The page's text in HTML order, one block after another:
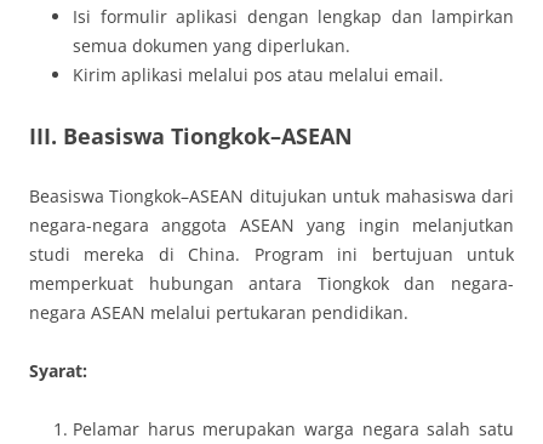
Isi formulir aplikasi dengan lengkap dan lampirkan
semua dokumen yang diperlukan.
Kirim aplikasi melalui pos atau melalui email.
III. Beasiswa Tiongkok–ASEAN
Beasiswa Tiongkok–ASEAN ditujukan untuk mahasiswa dari
negara-negara anggota ASEAN yang ingin melanjutkan
studi mereka di China. Program ini bertujuan untuk
memperkuat hubungan antara Tiongkok dan negara-
negara ASEAN melalui pertukaran pendidikan.
Syarat:
Pelamar harus merupakan warga negara salah satu